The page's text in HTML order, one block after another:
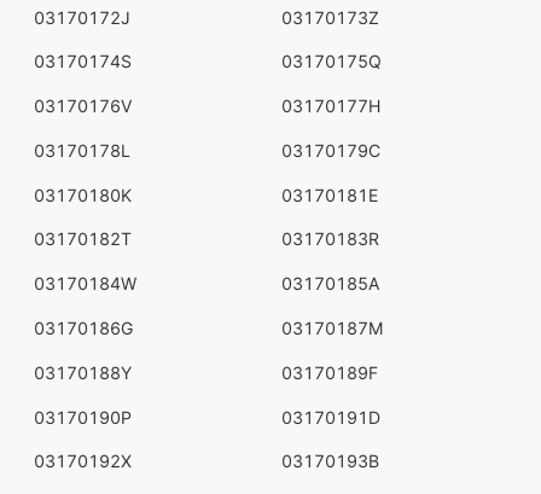
03170172J 03170173Z
03170174S 03170175Q
03170176V 03170177H
03170178L 03170179C
03170180K 03170181E
03170182T 03170183R
03170184W 03170185A
03170186G 03170187M
03170188Y 03170189F
03170190P 03170191D
03170192X 03170193B